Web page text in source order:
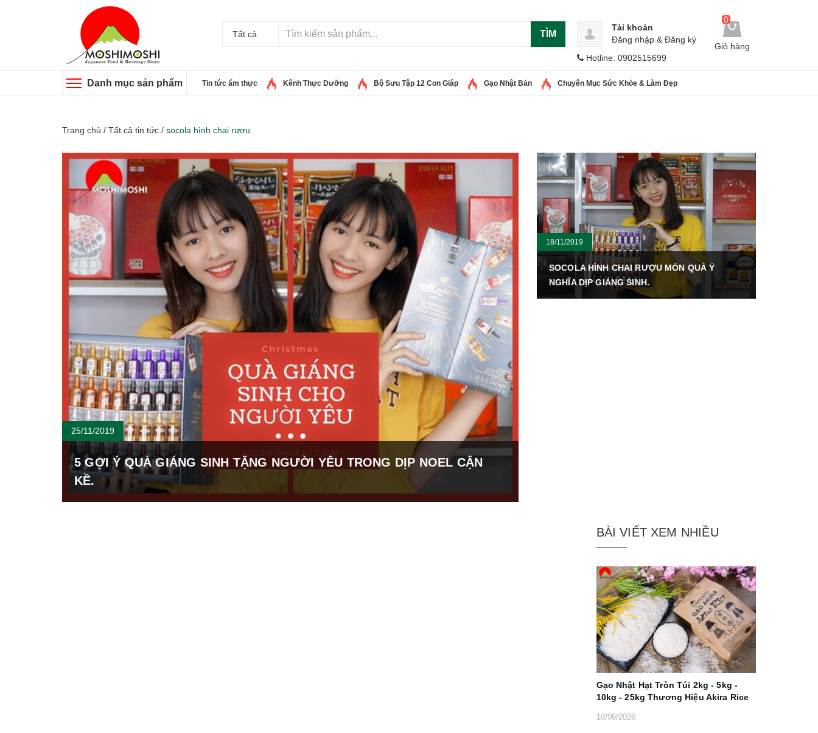
Tất cả TÌM
0
Giỏ hàng
Tài khoản
Đăng nhập & Đăng ký
Hotline: 0902515699
Danh mục sản phẩm Tin tức ẩm thực Kênh Thực Dưỡng Bộ Sưu Tập 12 Con Giáp Gạo Nhật Bản Chuyên Mục Sức Khỏe & Làm Đẹp
Trang chủ / Tất cả tin tức / socola hình chai rươu
25/11/2019
5 GỢI Ý QUÀ GIÁNG SINH TẶNG NGƯỜI YÊU TRONG DỊP NOEL CẬN
KỀ.
18/11/2019
SOCOLA HÌNH CHAI RƯỢU MÓN QUÀ Ý
NGHĨA DỊP GIÁNG SINH.
BÀI VIẾT XEM NHIỀU
Gạo Nhật Hạt Tròn Túi 2kg - 5kg -
10kg - 25kg Thương Hiệu Akira Rice
10/06/2026